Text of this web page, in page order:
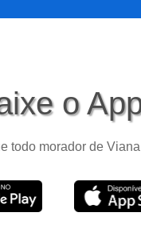
o
todo morador de